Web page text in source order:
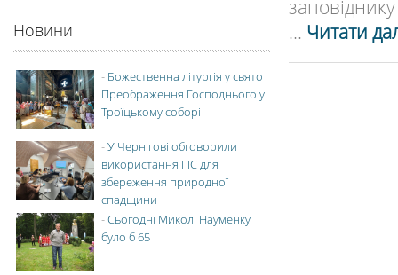
... Читати
Новини
- Божественна літургія у свято
Преображення Господнього у
Троїцькому соборі
-У Чернігові обговорили
використання ГІС для
збереження природної
спадщини
-Сьогодні Миколі Науменку
було б 65